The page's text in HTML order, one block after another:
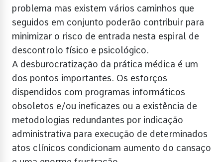
problema mas existem vários caminhos que
seguidos em conjunto poderão contribuir para
minimizar o risco de entrada nesta espiral de
descontrolo físico e psicológico.
A desburocratização da prática médica é um
dos pontos importantes. Os esforços
dispendidos com programas informáticos
obsoletos e/ou ineficazes ou a existência de
metodologias redundantes por indicação
administrativa para execução de determinados
atos clínicos condicionam aumento do cansaço